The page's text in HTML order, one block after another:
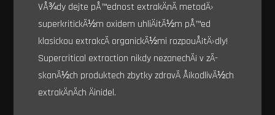
VÅ¾dy dejte pÅ™ednost extrakÄnÃ­ metodÄ›
superkritickÃ½m oxidem uhliÄitÃ½m pÅ™ed
klasickou extrakcÃ­ organickÃ½mi rozpouÅ¡tÄ›dly!
Supercritical extraction nikdy nezanechÃ¡ v zÃ­
skanÃ½ch produktech zbytky zdravÃ­ Å¡kodlivÃ½ch
extrakÄnÃ­ch Äinidel.